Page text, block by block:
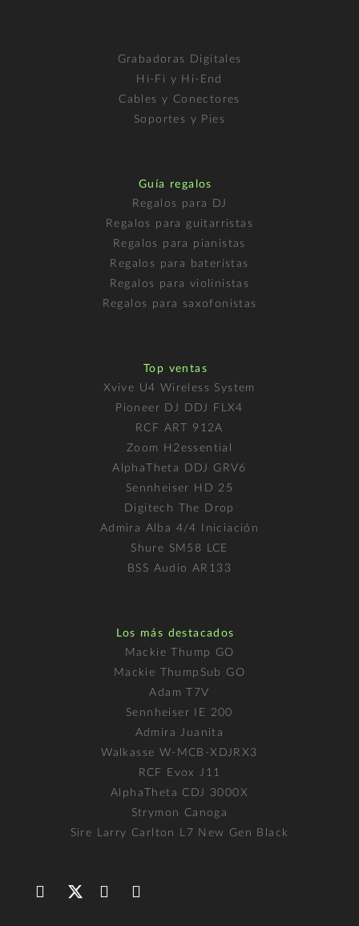
Grabadoras Digitales
Hi-Fi y Hi-End
Cables y Conectores
Soportes y Pies
Guía regalos
Regalos para DJ
Regalos para guitarristas
Regalos para pianistas
Regalos para bateristas
Regalos para violinistas
Regalos para saxofonistas
Top ventas
Xvive U4 Wireless System
Pioneer DJ DDJ FLX4
RCF ART 912A
Zoom H2essential
AlphaTheta DDJ GRV6
Sennheiser HD 25
Digitech The Drop
Admira Alba 4/4 Iniciación
Shure SM58 LCE
BSS Audio AR133
Los más destacados
Mackie Thump GO
Mackie ThumpSub GO
Adam T7V
Sennheiser IE 200
Admira Juanita
Walkasse W-MCB-XDJRX3
RCF Evox J11
AlphaTheta CDJ 3000X
Strymon Canoga
Sire Larry Carlton L7 New Gen Black